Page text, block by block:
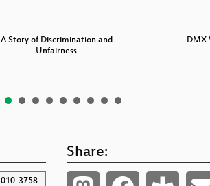
A Story of Discrimination and
Unfairness
DMX
Share: